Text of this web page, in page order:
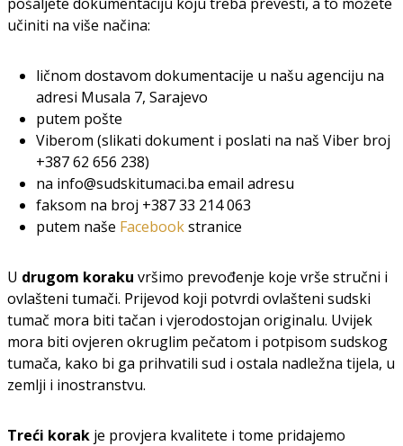
učiniti na više načina:
ličnom dostavom dokumentacije u našu agenciju na
adresi Musala 7, Sarajevo
putem pošte
Viberom (slikati dokument i poslati na naš Viber broj
+387 62 656 238)
na info@sudskitumaci.ba email adresu
faksom na broj +387 33 214 063
putem naše Facebookstranice
U drugom koraku vršimo prevođenje koje vrše stručni i
ovlašteni tumači. Prijevod koji potvrdi ovlašteni sudski
tumač mora biti tačan i vjerodostojan originalu. Uvijek
mora biti ovjeren okruglim pečatom i potpisom sudskog
tumača, kako bi ga prihvatili sud i ostala nadležna tijela, u
zemlji i inostranstvu.
Treći korak je provjera kvalitete i tome pridajemo